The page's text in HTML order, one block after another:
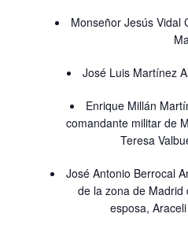
Monseñor Jesús Vidal
José Luis Martínez
Enrique Millán
comandante militar de
Teresa
José Antonio Berrocal
de la zona de Madrid
esposa,